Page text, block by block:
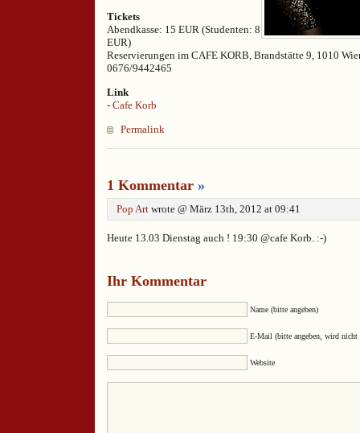
Tickets
Abendkasse: 15 EUR (Studenten: 8
EUR)
Reservierungen im CAFE KORB, Brandstätte 9, 1010
0676/9442465
Link
- Cafe Korb
Permalink
1 Kommentar »
Pop Art wrote @ März 13th, 2012 at 09:41
Heute 13.03 Dienstag auch ! 19:30 @cafe Korb. :-)
Ihr Kommentar
Name (bitte angeben)
E-Mail (bitte angeben, wird nicht
Website